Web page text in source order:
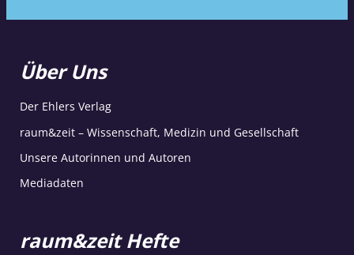
Über Uns
Der Ehlers Verlag
raum&zeit – Wissenschaft, Medizin und Gesellschaft
Unsere Autorinnen und Autoren
Mediadaten
raum&zeit Hefte